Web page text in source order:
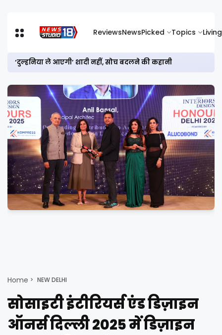
ReviewsNewsPicked Topics Living
‘दुल्हनिया ले आएगी’ शादी नहीं, सोच बदलने की कहानी
Home NEW DELHI
सोसाइटी इंटीरियर्स एंड डिज़ाइन
ऑनर्स दिल्ली 2025 में डिज़ाइन